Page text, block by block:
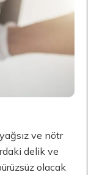
ve nötr
delik ve
olacak